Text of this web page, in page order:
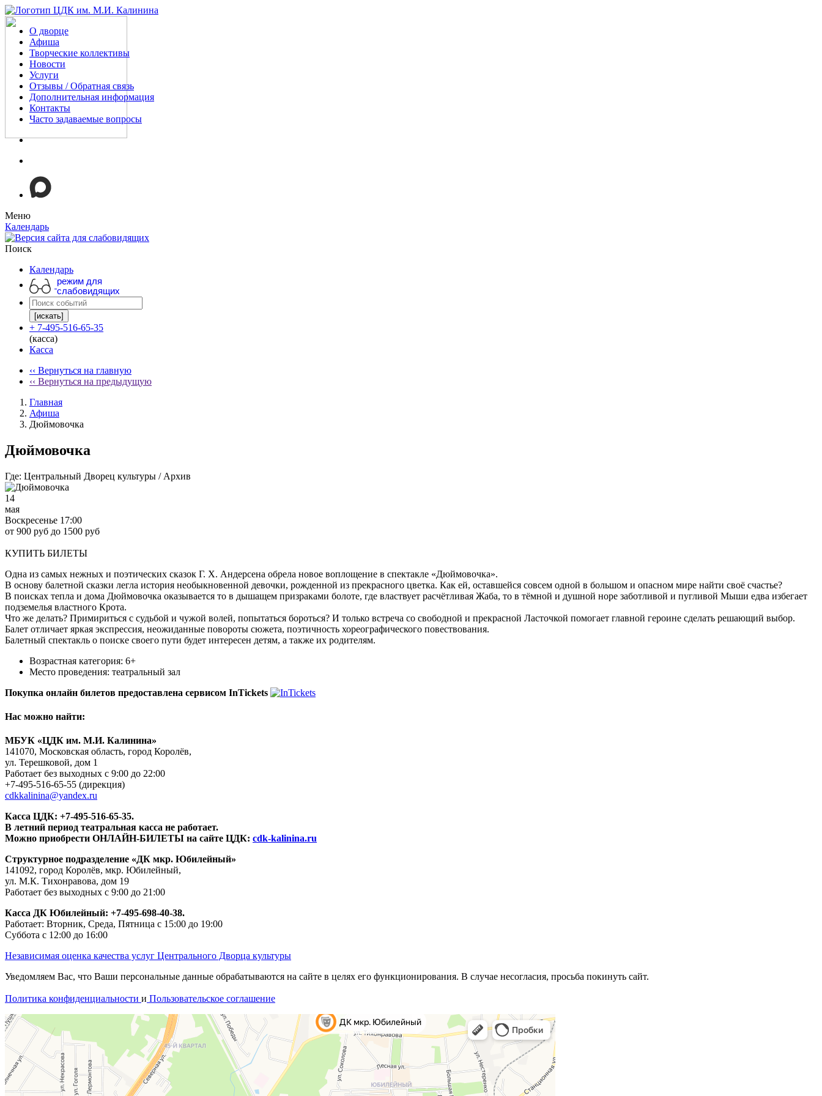
О дворце
Афиша
Творческие коллективы
Новости
Услуги
Отзывы / Обратная связь
Дополнительная информация
Контакты
Часто задаваемые вопросы
Меню
Календарь
Поиск
Календарь
режим для
слабовидящих
[искать]
+ 7-495-516-65-35
(касса)
Касса
‹‹ Вернуться на главную
‹‹ Вернуться на предыдущую
Главная
Афиша
Дюймовочка
Дюймовочка
Где: Центральный Дворец культуры / Архив
14
мая
Воскресенье 17:00
от 900 руб до 1500 руб
КУПИТЬ БИЛЕТЫ
Одна из самых нежных и поэтических сказок Г. Х. Андерсена обрела новое воплощение в спектакле «Дюймовочка».
В основу балетной сказки легла история необыкновенной девочки, рожденной из прекрасного цветка. Как ей, оставшейся совсем одной в большом и опасном мире найти своё счастье?
В поисках тепла и дома Дюймовочка оказывается то в дышащем призраками болоте, где властвует расчётливая Жаба, то в тёмной и душной норе заботливой и пугливой Мыши едва избегает
подземелья властного Крота.
Что же делать? Примириться с судьбой и чужой волей, попытаться бороться? И только встреча со свободной и прекрасной Ласточкой помогает главной героине сделать решающий выбор.
Балет отличает яркая экспрессия, неожиданные повороты сюжета, поэтичность хореографического повествования.
Балетный спектакль о поиске своего пути будет интересен детям, а также их родителям.
Возрастная категория: 6+
Место проведения: театральный зал
Покупка онлайн билетов предоставлена сервисом InTickets
Нас можно найти:
МБУК «ЦДК им. М.И. Калинина»
141070, Московская область, город Королёв,
ул. Терешковой, дом 1
Работает без выходных с 9:00 до 22:00
+7-495-516-65-55 (дирекция)
cdkkalinina@yandex.ru
Касса ЦДК: +7-495-516-65-35.
В летний период театральная касса не работает.
Можно приобрести ОНЛАЙН-БИЛЕТЫ на сайте ЦДК: cdk-kalinina.ru
Структурное подразделение «ДК мкр. Юбилейный»
141092, город Королёв, мкр. Юбилейный,
ул. М.К. Тихонравова, дом 19
Работает без выходных с 9:00 до 21:00
Касса ДК Юбилейный: +7-495-698-40-38.
Работает: Вторник, Среда, Пятница с 15:00 до 19:00
Суббота с 12:00 до 16:00
Независимая оценка качества услуг Центрального Дворца культуры
Уведомляем Вас, что Ваши персональные данные обрабатываются на сайте в целях его функционирования. В случае несогласия, просьба покинуть сайт.
Политика конфиденциальности и Пользовательское соглашение